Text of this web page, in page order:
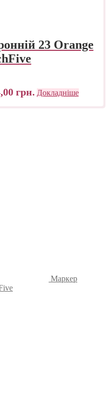
23 Orange
грн. Докладніше
Маркер